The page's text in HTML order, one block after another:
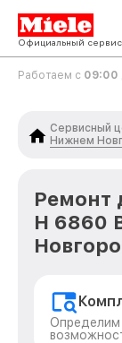
Официальный
Работаем с 09:00
Сервисный
Нижнем
Ремонт
H 6860
Определим